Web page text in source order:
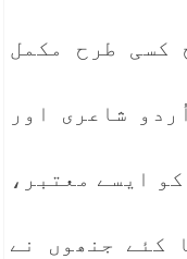
کسی طرح مکمل
شاعری اور
ایسے معتبر،
کئے جنھوں نے